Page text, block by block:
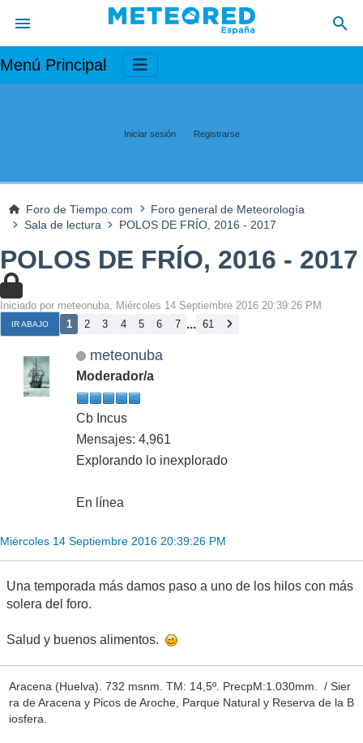
Menú Principal
Iniciar sesión Registrarse
Foro de Tiempo.com
Foro general de Meteorología
Sala de lectura
POLOS DE FRÍO, 2016 - 2017
POLOS DE FRÍO, 2016 - 2017
Iniciado por meteonuba, Miércoles 14 Septiembre 2016 20:39:26 PM
IR ABAJO 1 2 3 4 5 6 7 ... 61
meteonuba
Moderador/a
Cb Incus
Mensajes: 4,961
Explorando lo inexplorado
En línea
Miércoles 14 Septiembre 2016 20:39:26 PM
Una temporada más damos paso a uno de los hilos con más
solera del foro.
Salud y buenos alimentos.
Aracena (Huelva). 732 msnm. TM: 14,5º. PrecpM:1.030mm. / Sier
ra de Aracena y Picos de Aroche, Parque Natural y Reserva de la B
iosfera.